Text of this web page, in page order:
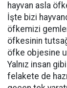
hayvan asla
İşte bizi
öfkemizi
öfkesinin
öfke objesine
Yalnız insan
felakete de